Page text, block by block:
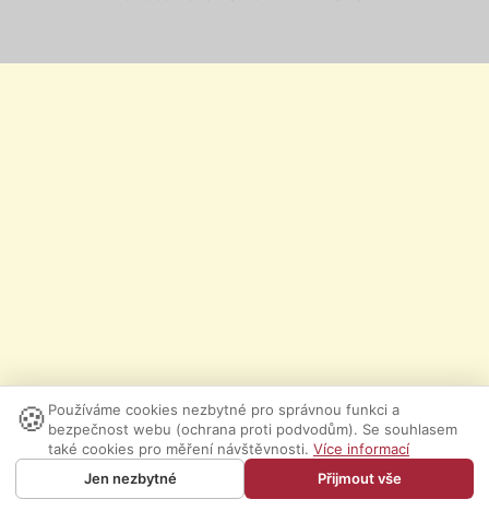
🍪 Používáme cookies nezbytné pro správnou funkci a
bezpečnost webu (ochrana proti podvodům). Se souhlasem
také cookies pro měření návštěvnosti. Více informací
Jen nezbytné
Přijmout vše